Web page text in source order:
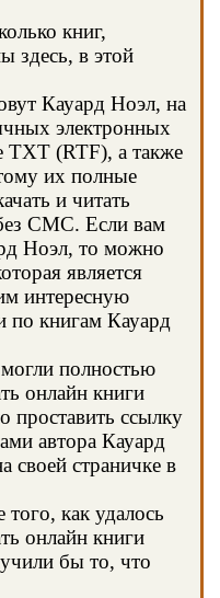
книг,
здесь, в этой
Кауард Ноэл, на
электронных
TXT (RTF), а также
их полные
и читать
СМС. Если вам
Ноэл, то можно
является
интересную
по книгам Кауард
полностью
онлайн книги
проставить ссылку
автора Кауард
своей страничке в
как удалось
онлайн книги
бы то, что